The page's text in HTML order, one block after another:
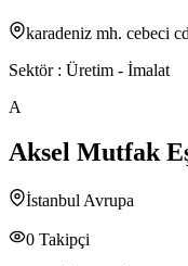
karadeniz mh. cebeci
Sektör : Üretim - İmalat
A
Aksel Mutfak
İstanbul Avrupa
0 Takipçi